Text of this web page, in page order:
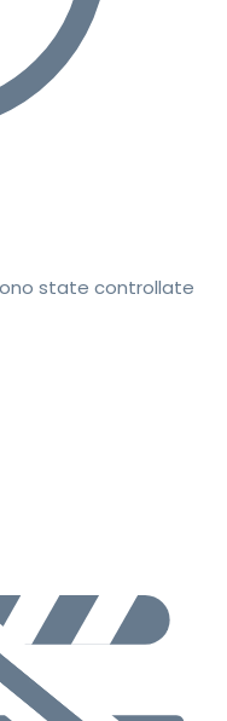
state controllate